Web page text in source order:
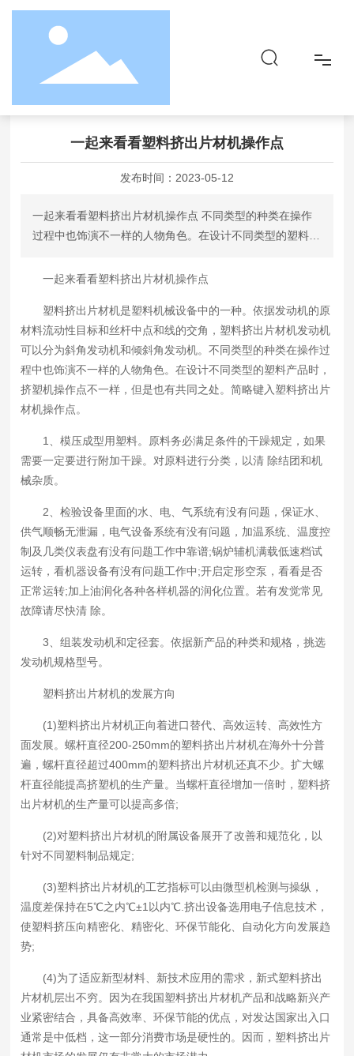
品牌&产品
联系
首页 新闻动态 行业资讯
一起来看看塑料挤出片材机操作点
发布时间： 2023-05-12
一起来看看塑料挤出片材机操作点 不同类型的种类在操作
过程中也饰演不一样的人物角色。在设计不同类型的塑料产
塑料挤出片材机操作点。
一起来看看塑料挤出片材机操作点
塑料挤出片材机是塑料机械设备中的一种。依据发动机的原
材料流动性目标和丝杆中点和线的交角，塑料挤出片材机发动机
可以分为斜角发动机和倾斜角发动机。不同类型的种类在操作过
程中也饰演不一样的人物角色。在设计不同类型的塑料产品时，
挤塑机操作点不一样，但是也有共同之处。简略键入塑料挤出片
材机操作点。
1、模压成型用塑料。原料务必满足条件的干躁规定，如果
需要一定要进行附加干躁。对原料进行分类，以清 除结团和机
械杂质。
2、检验设备里面的水、电、气系统有没有问题，保证水、
供气顺畅无泄漏，电气设备系统有没有问题，加温系统、温度控
制及几类仪表盘有没有问题工作中靠谱;锅炉辅机满载低速档试
运转，看机器设备有没有问题工作中;开启定形空泵，看看是否
正常运转;加上油润化各种各样机器的润化位置。若有发觉常见
故障请尽快清 除。
3、组装发动机和定径套。依据新产品的种类和规格，挑选
发动机规格型号。
塑料挤出片材机的发展方向
(1)塑料挤出片材机正向着进口替代、高效运转、高效性方
面发展。螺杆直径200-250mm的塑料挤出片材机在海外十分普
遍，螺杆直径超过400mm的塑料挤出片材机还真不少。扩大螺
杆直径能提高挤塑机的生产量。当螺杆直径增加一倍时，塑料挤
出片材机的生产量可以提高多倍;
(2)对塑料挤出片材机的附属设备展开了改善和规范化，以
针对不同塑料制品规定;
(3)塑料挤出片材机的工艺指标可以由微型机检测与操纵，
温度差保持在5℃之内℃±1以内℃.挤出设备选用电子信息技术，
使塑料挤压向精密化、精密化、环保节能化、自动化方向发展趋
势;
(4)为了适应新型材料、新技术应用的需求，新式塑料挤出
片材机层出不穷。因为在我国塑料挤出片材机产品和战略新兴产
业紧密结合，具备高效率、环保节能的优点，对发达国家出入口
通常是中低档，这一部分消费市场是硬性的。因而，塑料挤出片